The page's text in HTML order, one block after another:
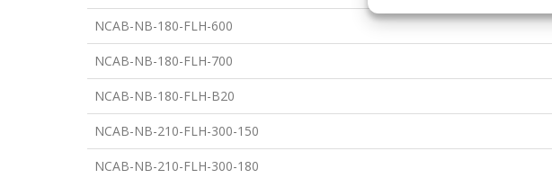
NCAB-NB-180-FLH-600
NCAB-NB-180-FLH-700
NCAB-NB-180-FLH-B20
NCAB-NB-210-FLH-300-150
NCAB-NB-210-FLH-300-180